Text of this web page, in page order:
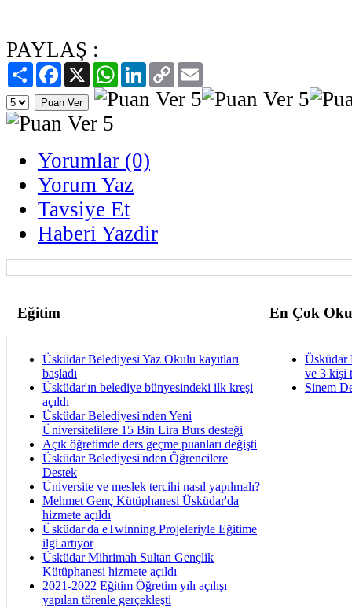
PAYLAŞ :
PaylaşFacebook
X WhatsAppLinkedIn
Copy
Link
Yorumlar (0)
Yorum Yaz
Tavsiye Et
Haberi Yazdir
Eğitim En Çok
Üsküdar Belediyesi Yaz Okulu kayıtları
başladı
Üsküdar'ın belediye bünyesindeki ilk kreşi
açıldı
Üsküdar Belediyesi'nden Yeni
Üniversitelilere 15 Bin Lira Burs desteği
Açık öğretimde ders geçme puanları değişti
Üsküdar Belediyesi'nden Öğrencilere
Destek
Üniversite ve meslek tercihi nasıl yapılmalı?
Mehmet Genç Kütüphanesi Üsküdar'da
hizmete açıldı
Üsküdar'da eTwinning Projeleriyle Eğitime
ilgi artıyor
Üsküdar Mihrimah Sultan Gençlik
Kütüphanesi hizmete açıldı
2021-2022 Eğitim Öğretim yılı açılışı
yapılan törenle gerçekleşti
Üsküdar
ve 3 kişi
Sinem